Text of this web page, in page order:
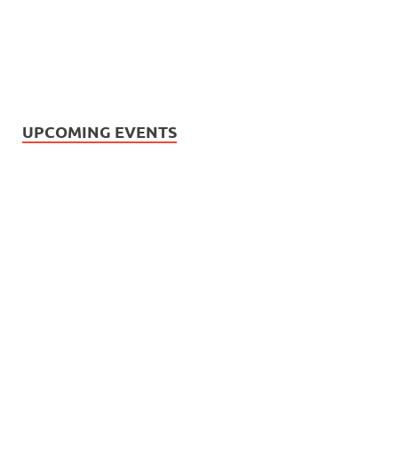
UPCOMING EVENTS